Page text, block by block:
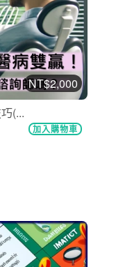
NT$2,000
(...
加入購物車